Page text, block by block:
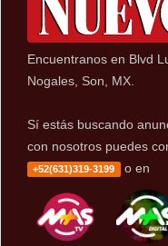
Encuentranos en Blvd
Nogales, Son, MX.
Sí estás buscando
con nosotros puedes
+52(631)319-3199 o en